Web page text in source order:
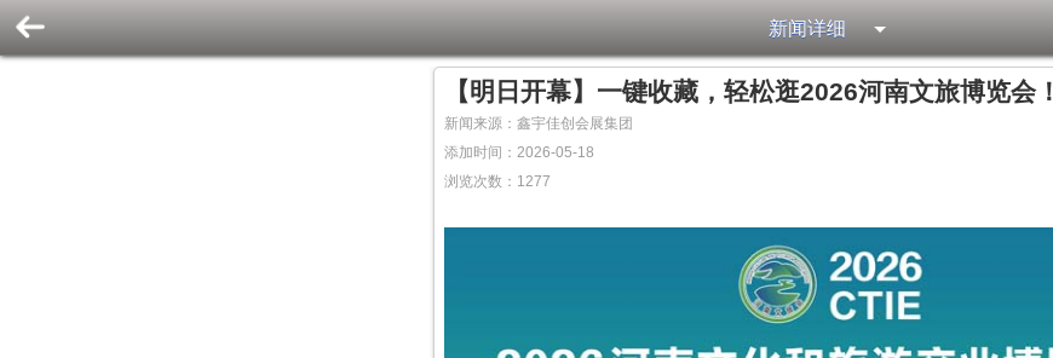
新闻详细
【明日开幕】一键收藏，轻松逛2026河南文旅博览会！
新闻来源：鑫宇佳创会展集团
添加时间：2026-05-18
浏览次数： 1277